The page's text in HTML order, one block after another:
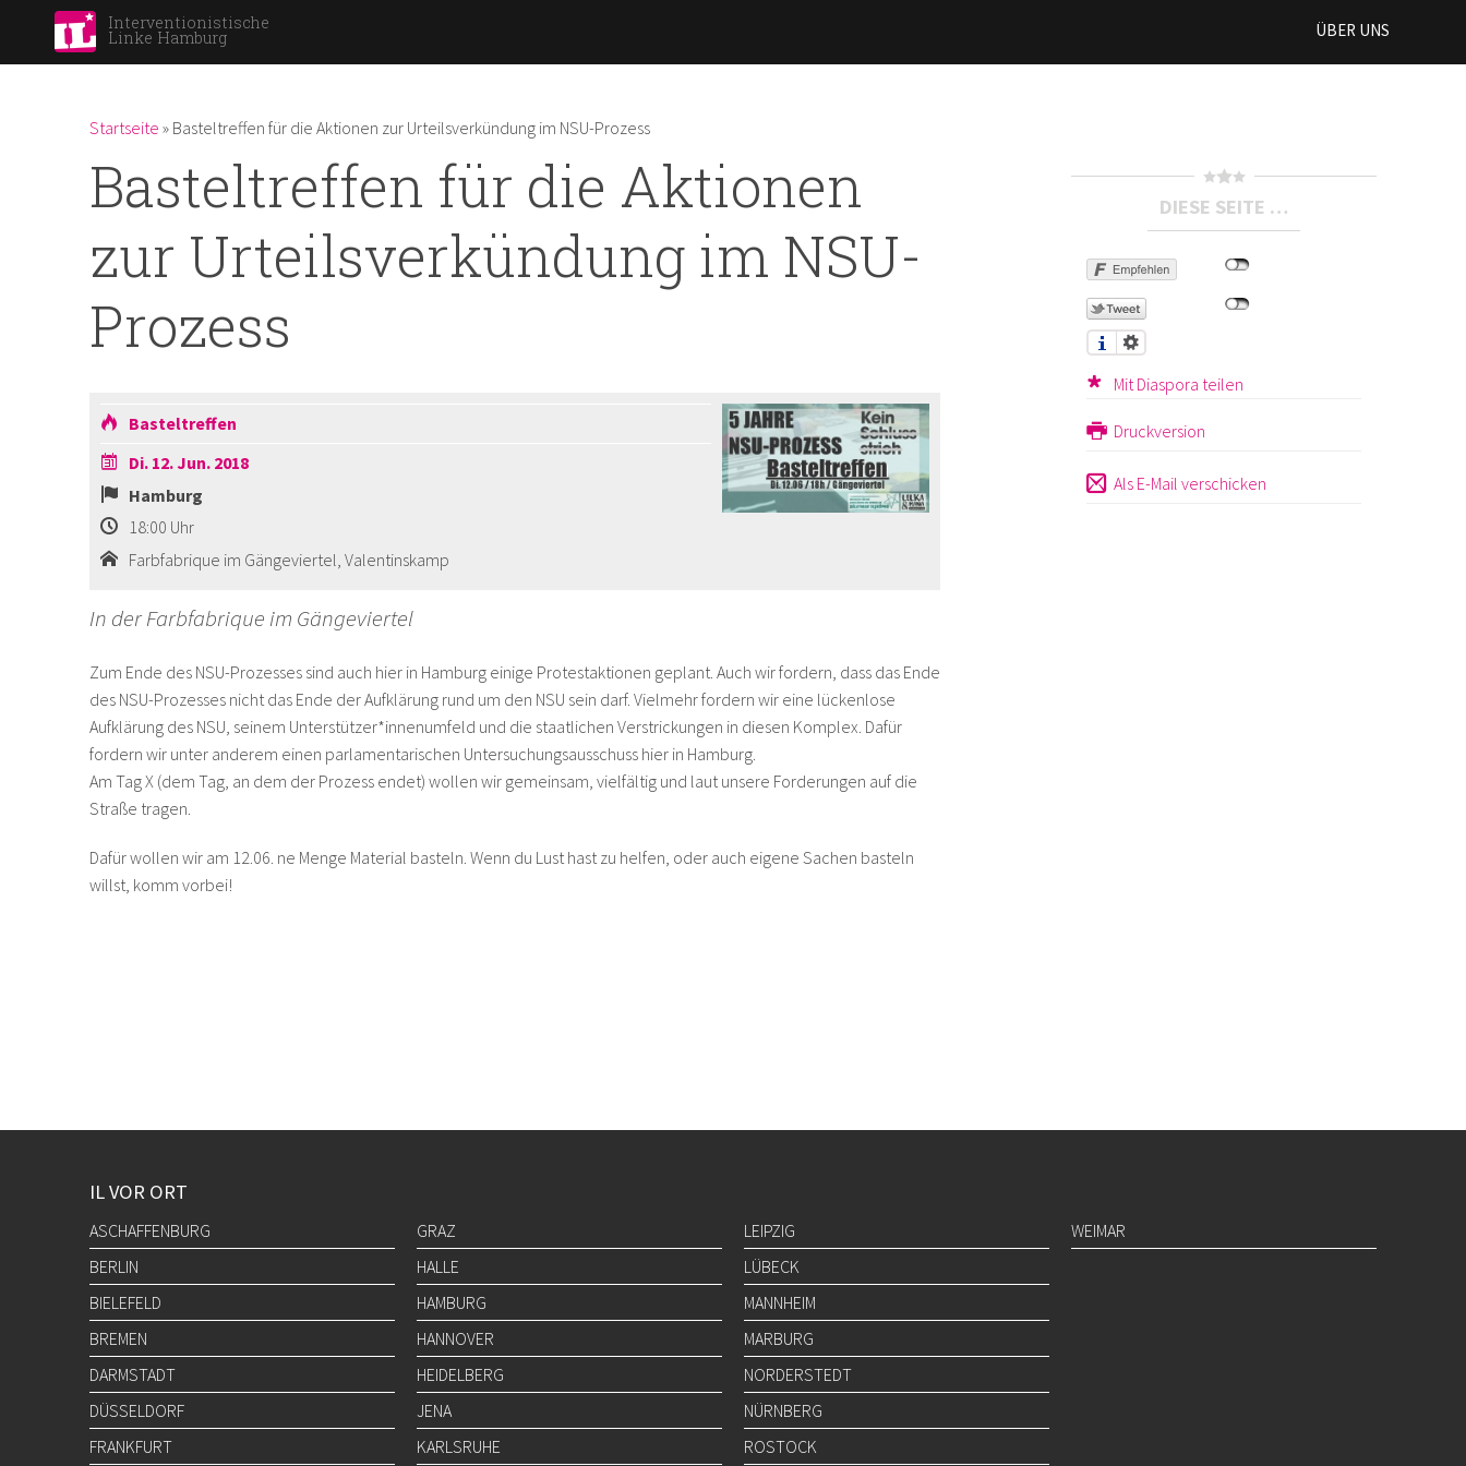
Inhalt
Interventionistische
Linke Hamburg ÜBER UNS
Du bist hier
Startseite » Basteltreffen für die Aktionen zur Urteilsverkündung im NSU-Prozess
Basteltreffen für die Aktionen
zur Urteilsverkündung im NSU-
Prozess
Basteltreffen
Di. 12. Jun. 2018
Hamburg
18:00 Uhr
Farbfabrique im Gängeviertel, Valentinskamp
In der Farbfabrique im Gängeviertel
Zum Ende des NSU-Prozesses sind auch hier in Hamburg einige Protestaktionen geplant. Auch wir fordern, dass das Ende
des NSU-Prozesses nicht das Ende der Aufklärung rund um den NSU sein darf. Vielmehr fordern wir eine lückenlose
Aufklärung des NSU, seinem Unterstützer*innenumfeld und die staatlichen Verstrickungen in diesen Komplex. Dafür
fordern wir unter anderem einen parlamentarischen Untersuchungsausschuss hier in Hamburg.
Am Tag X (dem Tag, an dem der Prozess endet) wollen wir gemeinsam, vielfältig und laut unsere Forderungen auf die
Straße tragen.
Dafür wollen wir am 12.06. ne Menge Material basteln. Wenn du Lust hast zu helfen, oder auch eigene Sachen basteln
willst, komm vorbei!
DIESE SEITE …
Mit Diaspora teilen
Druckversion
Als E-Mail verschicken
IL VOR ORT
ASCHAFFENBURG
BERLIN
BIELEFELD
BREMEN
DARMSTADT
DÜSSELDORF
FRANKFURT
GRAZ
HALLE
HAMBURG
HANNOVER
HEIDELBERG
JENA
KARLSRUHE
LEIPZIG
LÜBECK
MANNHEIM
MARBURG
NORDERSTEDT
NÜRNBERG
ROSTOCK
WEIMAR